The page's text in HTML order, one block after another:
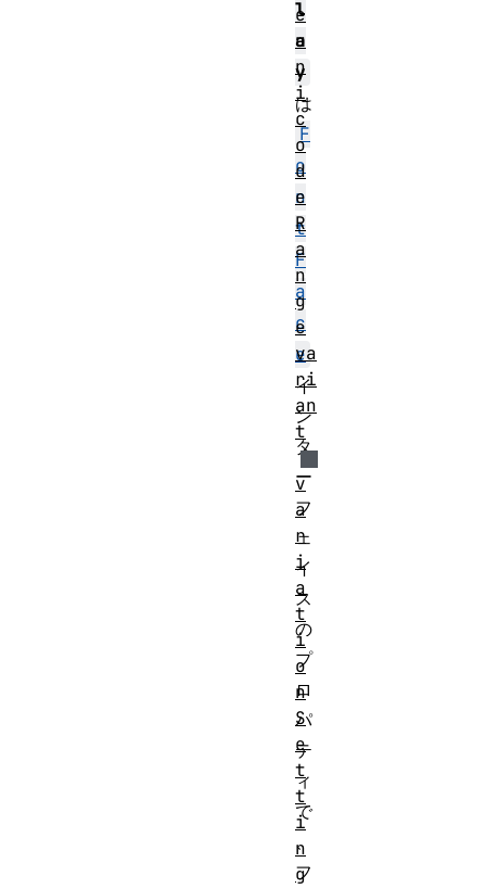
l
a
y
は
F
o
n
t
F
a
c
e
イ
ン
タ
ー
フ
ェ
イ
ス
の
プ
ロ
パ
テ
ィ
で
、
フ
e
u
n
i
c
o
d
e
R
a
n
g
e
va
ri
an
t
v
a
r
i
a
t
i
o
n
S
e
t
t
i
n
g